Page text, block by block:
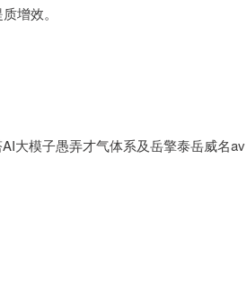
增效。
大模子愚弄才气体系及岳擎泰岳威名av